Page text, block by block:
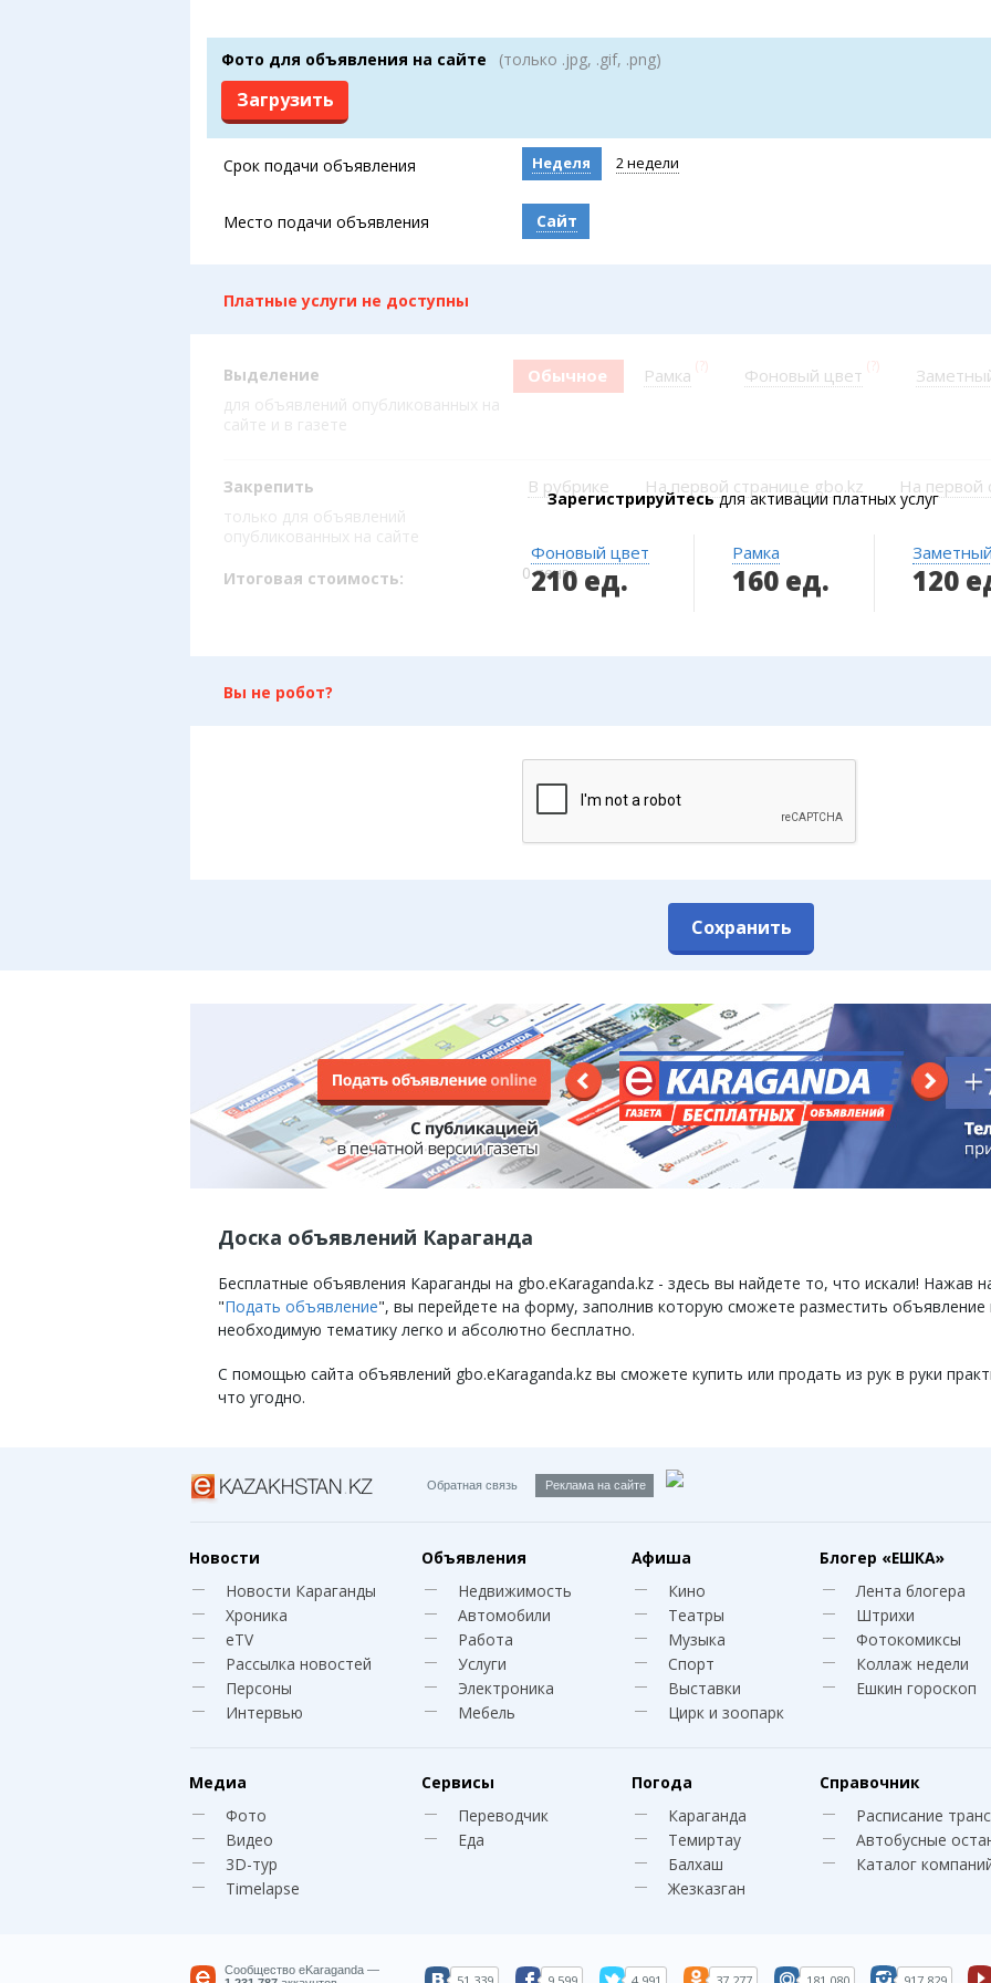
Ешкин гороскоп
Мой участковый
Фото
Видео
3D-тур
Timelapse
Фото для объявления на сайте (только .jpg, .gif, .png)
Загрузить
Срок подачи объявления Неделя 2 недели
Место подачи объявления Сайт
Платные услуги не доступны
Выделение
для объявлений опубликованных на
сайте и в газете
Обычное Рамка (?) Фоновый цвет (?)
Закрепить
только для объявлений
опубликованных на сайте
В рубрике На первой странице gbo.kz На первой
Итоговая стоимость: 0 тенге
Зарегистрируйтесьдля активации платных услуг
Фоновый цвет
210 ед.
Рамка
160 ед. 120
Вы не робот?
Сохранить
Доска объявлений Караганда
Бесплатные объявления Караганды на gbo.eKaraganda.kz - здесь вы найдете то, что искали! Нажав
"Подать объявление", вы перейдете на форму, заполнив которую сможете разместить
необходимую тематику легко и абсолютно бесплатно.
С помощью сайта объявлений gbo.eKaraganda.kz вы сможете купить или продать из рук в руки
что угодно.
Обратная связь Реклама на сайте
Новости
Новости Караганды
Хроника
eTV
Рассылка новостей
Персоны
Интервью
Объявления
Недвижимость
Автомобили
Работа
Услуги
Электроника
Мебель
Афиша
Кино
Театры
Музыка
Спорт
Выставки
Цирк и зоопарк
Блогер «ЕШКА»
Лента блогера
Штрихи
Фотокомиксы
Коллаж недели
Ешкин гороскоп
Медиа
Фото
Видео
3D-тур
Timelapse
Сервисы
Переводчик
Еда
Погода
Караганда
Темиртау
Балхаш
Жезказган
Справочник
Расписание
Автобусные
Каталог
Сообщество eKaraganda —